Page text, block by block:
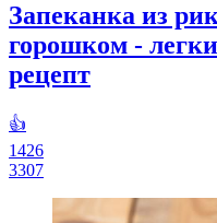
Запеканка из
горошком -
рецепт
👍
1426
3307